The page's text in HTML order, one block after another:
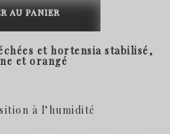
AU PANIER
et hortensia stabilisé,
et orangé
à l’humidité